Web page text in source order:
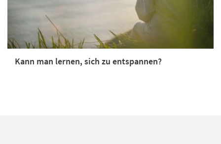
Kann man lernen, sich zu entspannen?